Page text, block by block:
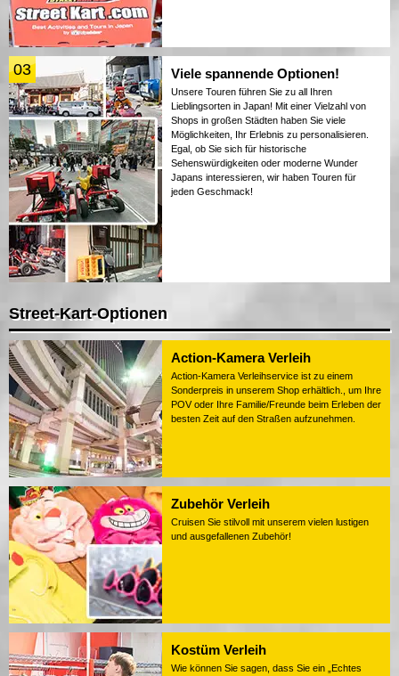
03 Viele spannende Optionen!
Unsere Touren führen Sie zu all Ihren
Lieblingsorten in Japan! Mit einer Vielzahl von
Shops in großen Städten haben Sie viele
Möglichkeiten, Ihr Erlebnis zu personalisieren.
Egal, ob Sie sich für historische
Sehenswürdigkeiten oder moderne Wunder
Japans interessieren, wir haben Touren für
jeden Geschmack!
Street-Kart-Optionen
Action-Kamera Verleih
Action-Kamera Verleihservice ist zu einem
Sonderpreis in unserem Shop erhältlich., um Ihre
POV oder Ihre Familie/Freunde beim Erleben der
besten Zeit auf den Straßen aufzunehmen.
Zubehör Verleih
Cruisen Sie stilvoll mit unserem vielen lustigen
und ausgefallenen Zubehör!
Kostüm Verleih
Wie können Sie sagen, dass Sie ein „Echtes